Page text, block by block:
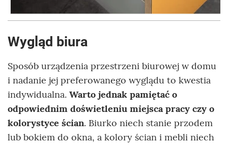
Wygląd biura
Sposób urządzenia przestrzeni biurowej w domu
i nadanie jej preferowanego wyglądu to kwestia
indywidualna. Warto jednak pamiętać o
odpowiednim doświetleniu miejsca pracy czy o
kolorystyce ścian. Biurko niech stanie przodem
lub bokiem do okna, a kolory ścian i mebli niech